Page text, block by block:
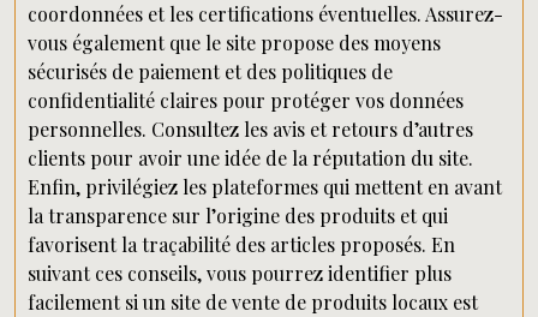
coordonnées et les certifications éventuelles. Assurez-
vous également que le site propose des moyens
sécurisés de paiement et des politiques de
confidentialité claires pour protéger vos données
personnelles. Consultez les avis et retours d’autres
clients pour avoir une idée de la réputation du site.
Enfin, privilégiez les plateformes qui mettent en avant
la transparence sur l’origine des produits et qui
favorisent la traçabilité des articles proposés. En
suivant ces conseils, vous pourrez identifier plus
facilement si un site de vente de produits locaux est